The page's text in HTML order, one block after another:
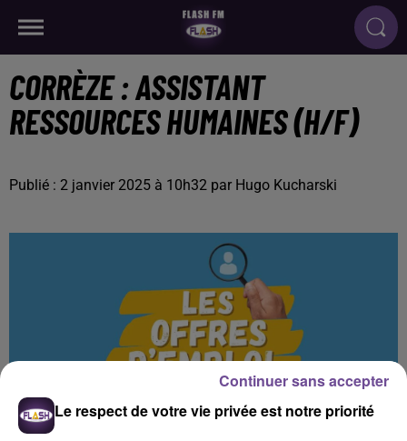
CORRÈZE : ASSISTANT
RESSOURCES HUMAINES (H/F)
Publié : 2 janvier 2025 à 10h32 par Hugo Kucharski
Le respect de votre vie privée est notre priorité
Continuer sans accepter